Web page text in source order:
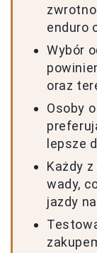
enduro
Wybór
oraz
Osoby
lepsze
Każdy
wady,
jazdy